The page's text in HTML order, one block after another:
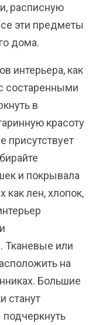
расписную
эти предметы
дома.
интерьера, как
состаренными
в
красоту
присутствует
и покрывала
как лен, хлопок,
Тканевые или
на
Большие
станут